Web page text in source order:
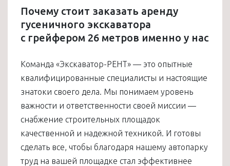
Почему стоит заказать аренду
гусеничного экскаватора
с грейфером 26 метров именно у нас
Команда «Экскаватор-РЕНТ» — это опытные
квалифицированные специалисты и настоящие
знатоки своего дела. Мы понимаем уровень
важности и ответственности своей миссии —
снабжение строительных площадок
качественной и надежной техникой. И готовы
сделать все, чтобы благодаря нашему автопарку
труд на вашей площадке стал эффективнее